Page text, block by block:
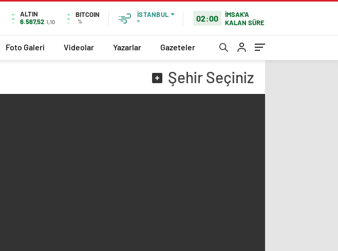
ALTIN
6.567,52 1,10
BITCOIN
%
İSTANBUL
°
02:00
İMSAK'A
KALAN SÜRE
Foto Galeri Videolar Yazarlar Gazeteler
ŞehirSeçiniz